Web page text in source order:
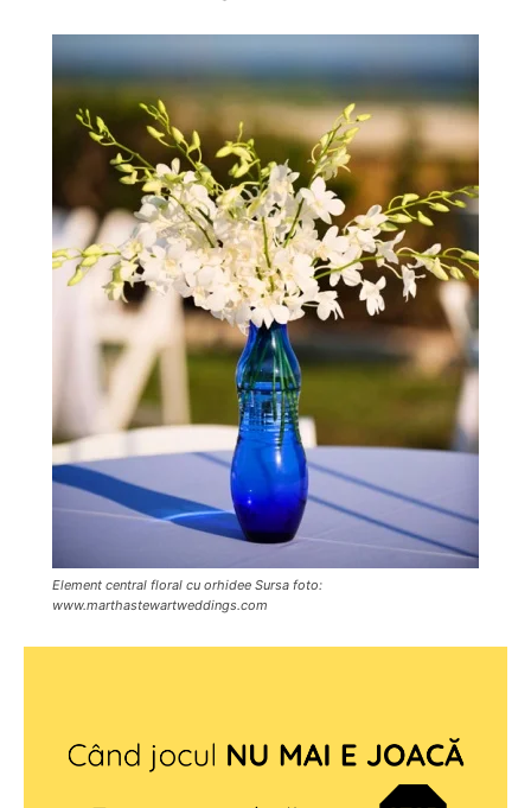
Element central floral cu orhidee Sursa foto:
www.marthastewartweddings.com